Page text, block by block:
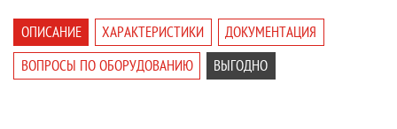
ОПИСАНИЕ ХАРАКТЕРИСТИКИ
ДОКУМЕНТАЦИЯ
ВОПРОСЫ ПО ОБОРУДОВАНИЮ
ВЫГОДНО